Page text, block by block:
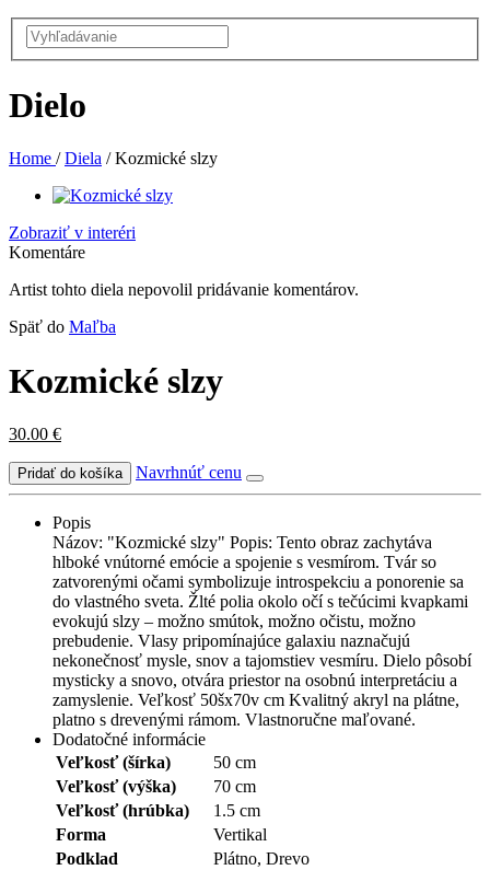
Dielo
Home / Diela /Kozmické slzy
Zobraziť v interéri
Komentáre
Artist tohto diela nepovolil pridávanie komentárov.
Späť do Maľba
Kozmické slzy
30.00 €
Navrhnúť cenu
Popis
Názov: "Kozmické slzy" Popis: Tento obraz zachytáva
hlboké vnútorné emócie a spojenie s vesmírom. Tvár so
zatvorenými očami symbolizuje introspekciu a ponorenie sa
do vlastného sveta. Žlté polia okolo očí s tečúcimi kvapkami
evokujú slzy – možno smútok, možno očistu, možno
prebudenie. Vlasy pripomínajúce galaxiu naznačujú
nekonečnosť mysle, snov a tajomstiev vesmíru. Dielo pôsobí
mysticky a snovo, otvára priestor na osobnú interpretáciu a
zamyslenie. Veľkosť 50šx70v cm Kvalitný akryl na plátne,
platno s drevenými rámom. Vlastnoručne maľované.
Dodatočné informácie
Veľkosť (šírka)
50 cm
Veľkosť (výška)
70 cm
Veľkosť (hrúbka)
1.5 cm
Forma
Vertikal
Podklad
Plátno, Drevo